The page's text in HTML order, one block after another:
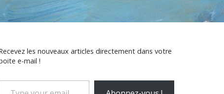
les nouveaux articles directement dans votre
e-mail !